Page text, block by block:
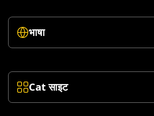
भाषा
Cat साइट